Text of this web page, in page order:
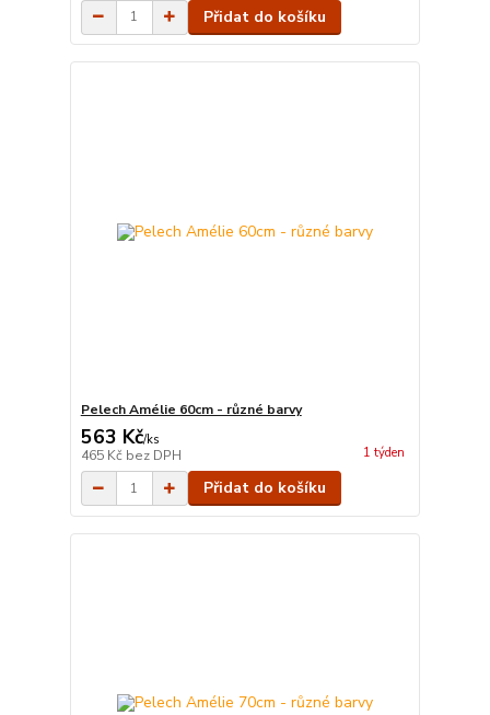
Přidat do košíku
Pelech Amélie 60cm - různé barvy
563 Kč/ks
465 Kč bez DPH 1 týden
Přidat do košíku